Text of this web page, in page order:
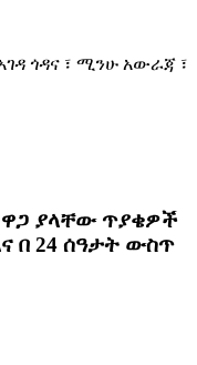
ጎዳና ፣ ሚንሁ አውራጃ ፣
ያላቸው ጥያቄዎች
በ 24 ሰዓታት ውስጥ